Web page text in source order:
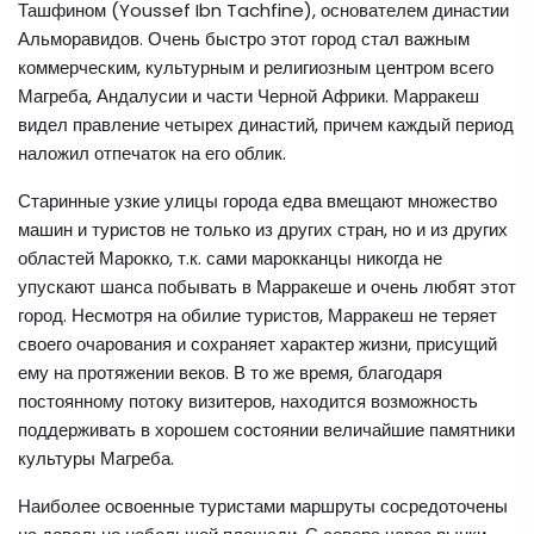
Ташфином (Youssef Ibn Tachfine), основателем династии
Альморавидов. Очень быстро этот город стал важным
коммерческим, культурным и религиозным центром всего
Магреба, Андалусии и части Черной Африки. Марракеш
видел правление четырех династий, причем каждый период
наложил отпечаток на его облик.
Старинные узкие улицы города едва вмещают множество
машин и туристов не только из других стран, но и из других
областей Марокко, т.к. сами марокканцы никогда не
упускают шанса побывать в Марракеше и очень любят этот
город. Несмотря на обилие туристов, Марракеш не теряет
своего очарования и сохраняет характер жизни, присущий
ему на протяжении веков. В то же время, благодаря
постоянному потоку визитеров, находится возможность
поддерживать в хорошем состоянии величайшие памятники
культуры Магреба.
Наиболее освоенные туристами маршруты сосредоточены